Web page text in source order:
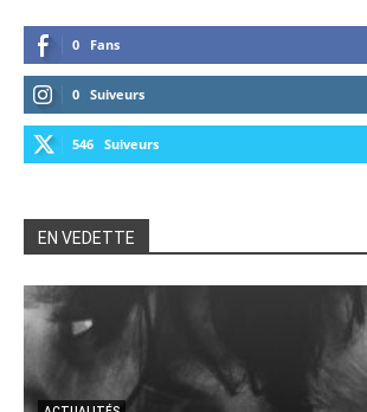
0 Fans
0 Suiveurs
546 Suiveurs
EN VEDETTE